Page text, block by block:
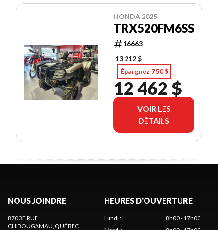
HONDA 2025
TRX520FM6SS
16663
13 212 $
Épargnez 750 $
12 462 $
VOIR LES
DÉTAILS
NOUS JOINDRE
870 3E RUE
CHIBOUGAMAU, QUÉBEC
HEURES D'OUVERTURE
Lundi:
8h00 - 17h00